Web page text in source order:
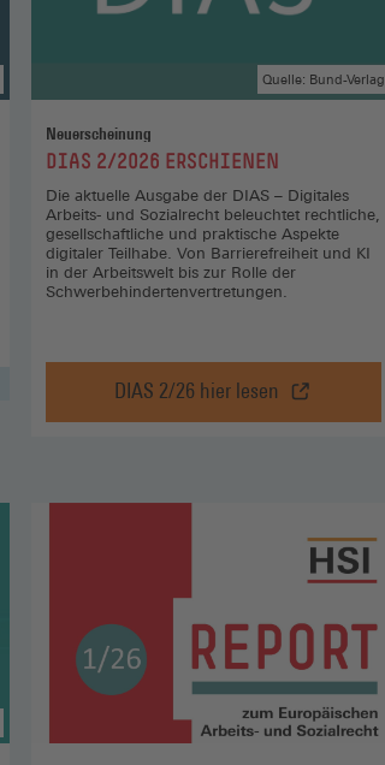
Neuerscheinung
:DIAS 2/2026 ERSCHIENEN
Quelle: Bund-Verlag
Die aktuelle Ausgabe der DIAS – Digitales
Arbeits- und Sozialrecht beleuchtet rechtliche,
gesellschaftliche und praktische Aspekte
digitaler Teilhabe. Von Barrierefreiheit und KI
in der Arbeitswelt bis zur Rolle der
Schwerbehindertenvertretungen.
DIAS 2/26 hier lesen
DIAS
2/2026
einem
neuen
Fenster)